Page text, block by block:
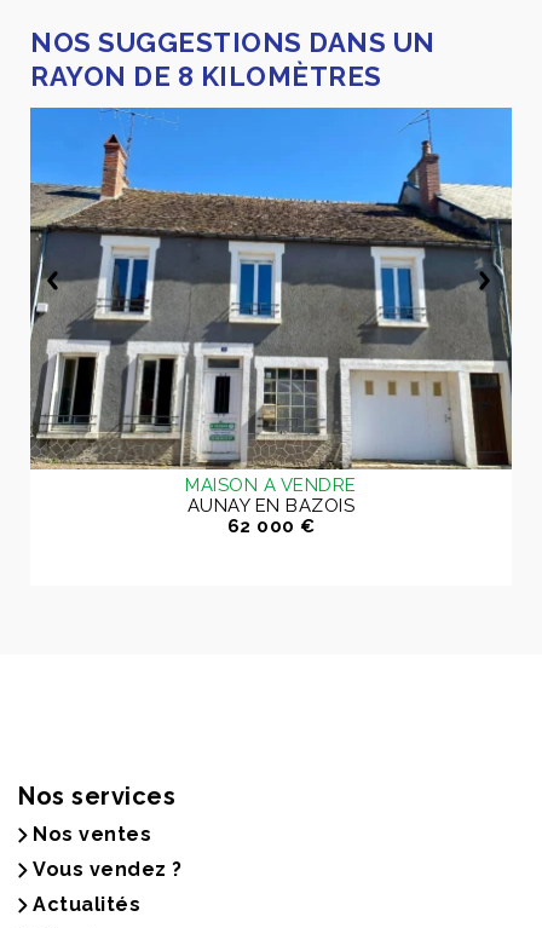
NOS SUGGESTIONS DANS UN
RAYON DE 8 KILOMÈTRES
MAISON A VENDRE
AUNAY EN BAZOIS
62 000 €
Nos services
Nos ventes
Vous vendez ?
Actualités